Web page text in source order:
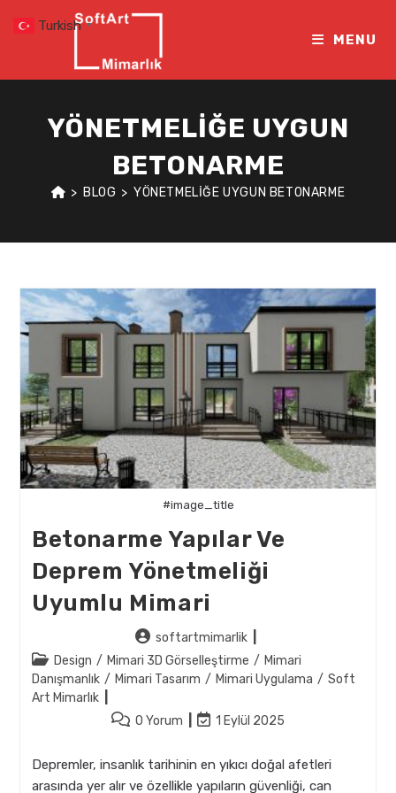
MENU
YÖNETMELIĞE UYGUN
BETONARME
> BLOG > YÖNETMELIĞE UYGUN BETONARME
#image_title
Betonarme Yapılar Ve
Deprem Yönetmeliği
Uyumlu Mimari
Post
author:
softartmimarlik
Post
category:
Design / Mimari 3D Görselleştirme / Mimari
Danışmanlık / Mimari Tasarım / Mimari Uygulama / Soft
Art Mimarlık
Post0 Yorum
Post
modified:
1 Eylül 2025
Depremler, insanlık tarihinin en yıkıcı doğal afetleri
arasında yer alır ve özellikle yapıların güvenliği, can
Turkish ▼